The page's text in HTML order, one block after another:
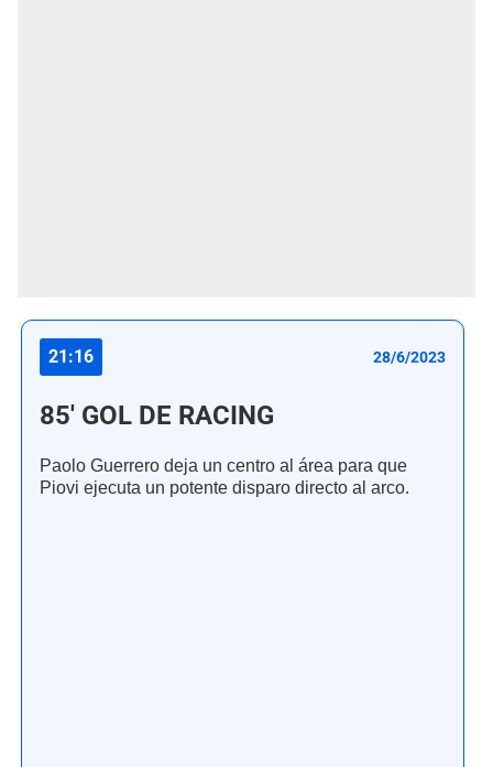
21:16 28/6/2023
85' GOL DE RACING
Paolo Guerrero deja un centro al área para que
Piovi ejecuta un potente disparo directo al arco.